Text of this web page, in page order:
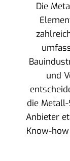
Die
und
die
Anbieter
Know-